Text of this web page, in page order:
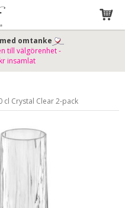
i varukorgen
omtanke
till välgörenhet -
insamlat
cl Crystal Clear 2-pack